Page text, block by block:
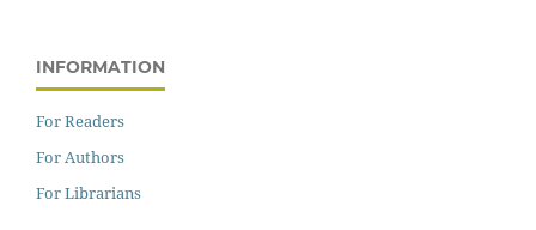
INFORMATION
For Readers
For Authors
For Librarians